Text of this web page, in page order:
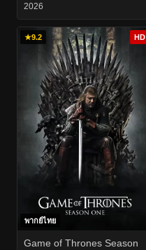
2026
★9.2 HD
พากย์ไทย
Game of Thrones Season